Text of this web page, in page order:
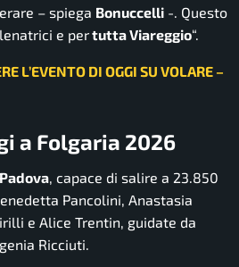
– spiega Bonuccelli -. Questo
e pertutta Viareggio“.
L’EVENTO DI OGGI SU VOLARE –
a Folgaria 2026
, capace di salire a 23.850
Pancolini, Anastasia
e Alice Trentin, guidate da
Ricciuti.